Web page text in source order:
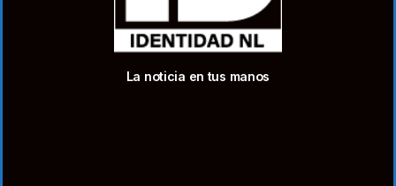
La noticia en tus manos